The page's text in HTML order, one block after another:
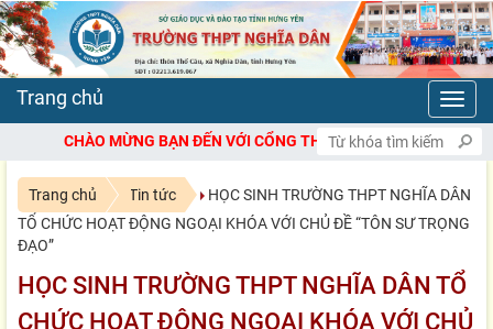
ĐẾN VỚI CỔNG THÔNG TIN ĐIỆN TỬ TRƯỜNG THPT NGHĨA DÂN
Trang chủ Tin tức
HỌC SINH TRƯỜNG THPT NGHĨA DÂN
TỔ CHỨC HOẠT ĐỘNG NGOẠI KHÓA VỚI CHỦ ĐỀ “TÔN SƯ TRỌNG
ĐẠO”
HỌC SINH TRƯỜNG THPT NGHĨA DÂN TỔ
CHỨC HOẠT ĐỘNG NGOẠI KHÓA VỚI CHỦ